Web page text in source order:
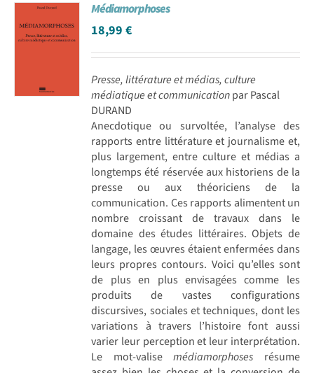
Médiamorphoses
18,99€
Presse, littérature et médias, culture
médiatique et communicationpar Pascal
DURAND
Anecdotique ou survoltée, l’analyse des
rapports entre littérature et journalisme et,
plus largement, entre culture et médias a
longtemps été réservée aux historiens de la
presse ou aux théoriciens de la
communication. Ces rapports alimentent un
nombre croissant de travaux dans le
domaine des études littéraires. Objets de
langage, les œuvres étaient enfermées dans
leurs propres contours. Voici qu’elles sont
de plus en plus envisagées comme les
produits de vastes configurations
discursives, sociales et techniques, dont les
variations à travers l’histoire font aussi
varier leur perception et leur interprétation.
Le mot-valisemédiamorphoses résume